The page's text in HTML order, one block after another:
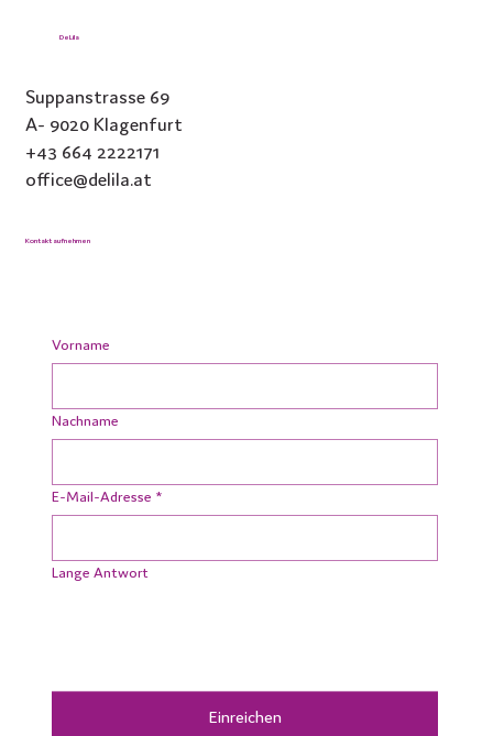
DeLila
Suppanstrasse 69
A- 9020 Klagenfurt
+43 664 2222171
office@delila.at
Kontakt aufnehmen
Vorname
Nachname
E-Mail-Adresse *
Lange Antwort
Einreichen